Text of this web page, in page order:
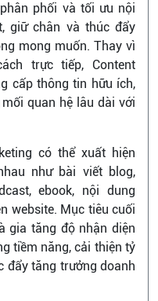
phối và tối ưu nội
giữ chân và thúc đẩy
mong muốn. Thay vì
trực tiếp, Content
cấp thông tin hữu ích,
quan hệ lâu dài với
có thể xuất hiện
như bài viết blog,
ebook, nội dung
website. Mục tiêu cuối
gia tăng độ nhận diện
tiềm năng, cải thiện tỷ
đẩy tăng trưởng doanh